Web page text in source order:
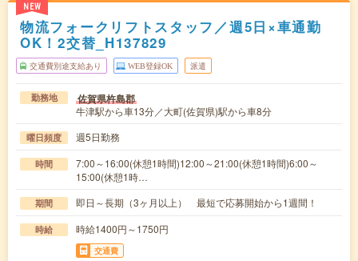
NEW
物流フォークリフトスタッフ／週5日×車通勤
OK！2交替_H137829
交通費別途支給あり WEB登録OK 派遣
勤務地 佐賀県杵島郡
牛津駅から車13分／大町(佐賀県)駅から車8分
曜日頻度 週5日勤務
時間
7:00～16:00(休憩1時間)12:00～21:00(休憩1時間)6:00～
15:00(休憩1時…
期間 即日～長期（3ヶ月以上） 最短で応募開始から1週間！
時給 時給1400円～1750円
交通費